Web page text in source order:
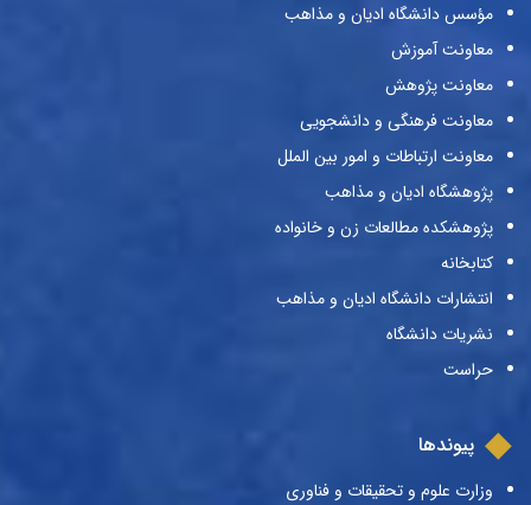
مؤسس دانشگاه ادیان و مذاهب
معاونت آموزش
معاونت پژوهش
معاونت فرهنگی و دانشجویی
معاونت ارتباطات و امور بین الملل
پژوهشگاه ادیان و مذاهب
پژوهشکده مطالعات زن و خانواده
کتابخانه
انتشارات دانشگاه ادیان و مذاهب
نشریات دانشگاه
حراست
پیوندها
وزارت علوم و تحقیقات و فناوری